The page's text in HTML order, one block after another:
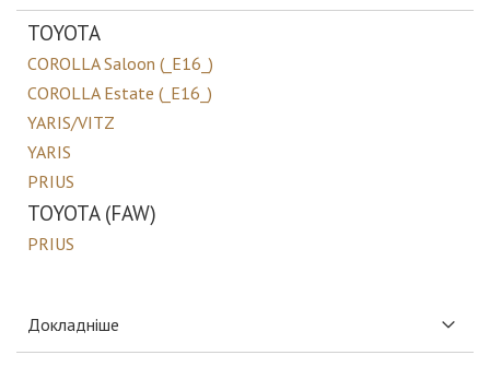
TOYOTA
COROLLA Saloon (_E16_)
COROLLA Estate (_E16_)
YARIS/VITZ
YARIS
PRIUS
TOYOTA (FAW)
PRIUS
Докладніше